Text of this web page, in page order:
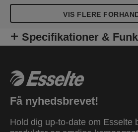
VIS FLERE
Specifikationer &
Få nyhedsbrevet!
Hold dig up-to-date om Esselte